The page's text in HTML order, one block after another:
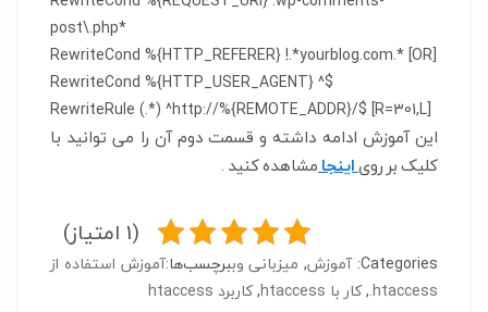
post\.php*
RewriteCond %{HTTP_REFERER} !.*yourblog.com.* [OR]
RewriteCond %{HTTP_USER_AGENT} ^$
RewriteRule (.*) ^http://%{REMOTE_ADDR}/$ [R=301,L]
این آموزش ادامه داشته و قسمت دوم آن را می توانید با
کلیک بر رویاینجامشاهده کنید .
(1 امتیاز)
Categories: آموزش, میزبانی وببرچسب‌ها:آموزش استفاده از
htaccess.
,کار با htaccess ,کاربرد htaccess